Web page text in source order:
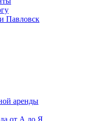
Павловск
аренды
от А до Я